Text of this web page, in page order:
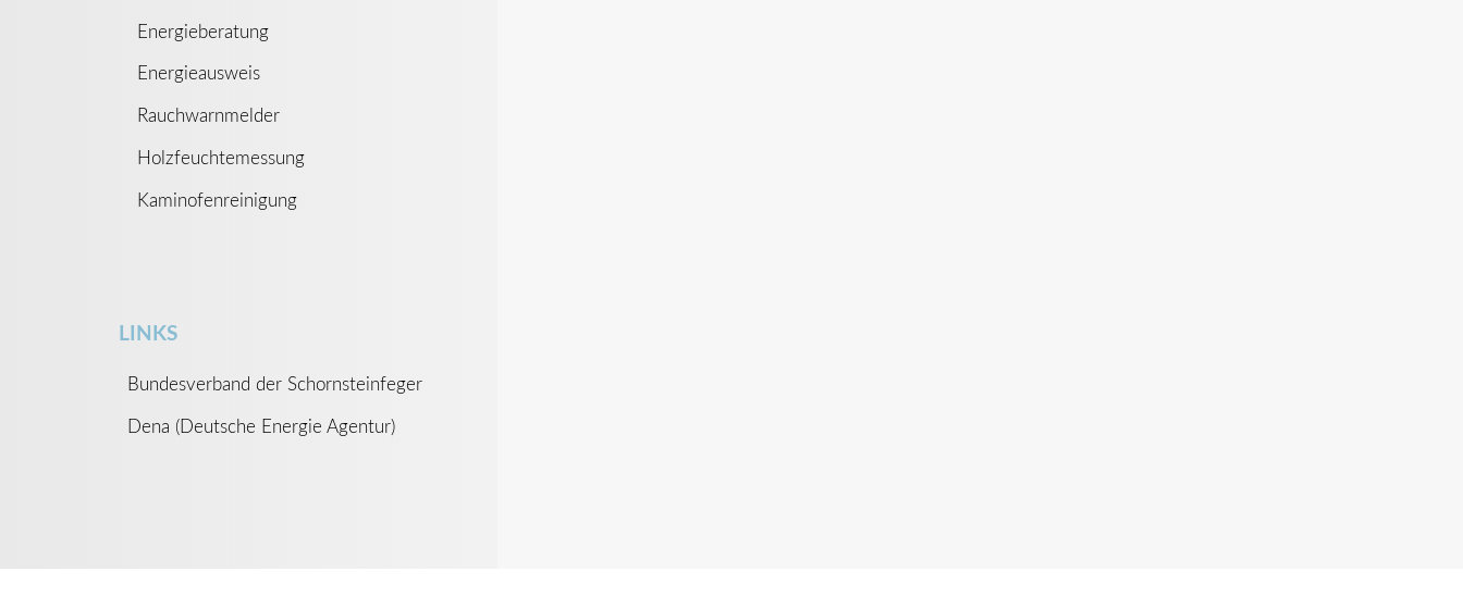
Energieberatung
Energieausweis
Rauchwarnmelder
Holzfeuchtemessung
Kaminofenreinigung
LINKS
Bundesverband der Schornsteinfeger
Dena (Deutsche Energie Agentur)